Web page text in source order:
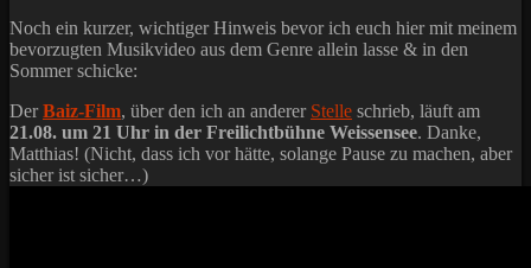
Noch ein kurzer, wichtiger Hinweis bevor ich euch hier mit meinem
bevorzugten Musikvideo aus dem Genre allein lasse & in den
Sommer schicke:
DerBaiz-Film, über den ich an anderer Stelle schrieb, läuft am
21.08. um 21 Uhr in der Freilichtbühne Weissensee. Danke,
Matthias! (Nicht, dass ich vor hätte, solange Pause zu machen, aber
sicher ist sicher…)